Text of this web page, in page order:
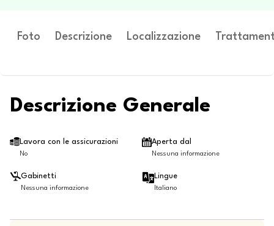
Foto Descrizione Localizzazione
Descrizione Generale
Lavora con le assicurazioni
No
Aperta dal
Nessuna informazione
Gabinetti
Nessuna informazione
Lingue
Italiano